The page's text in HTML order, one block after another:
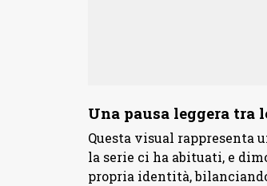
Una pausa leggera tra
Questa visual rappresenta
la serie ci ha abituati, e
propria identità,